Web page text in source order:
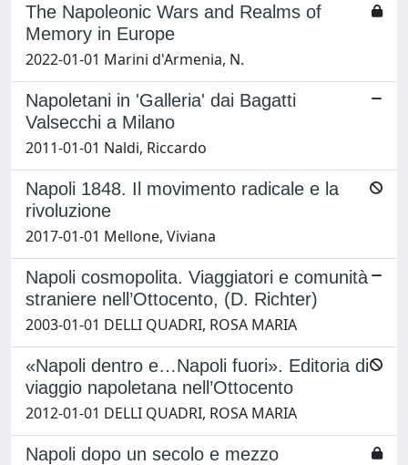
The Napoleonic Wars and Realms of
Memory in Europe
2022-01-01 Marini d'Armenia, N.
Napoletani in 'Galleria' dai Bagatti
Valsecchi a Milano
2011-01-01 Naldi, Riccardo
Napoli 1848. Il movimento radicale e la
rivoluzione
2017-01-01 Mellone, Viviana
Napoli cosmopolita. Viaggiatori e comunità
straniere nell’Ottocento, (D. Richter)
2003-01-01 DELLI QUADRI, ROSA MARIA
«Napoli dentro e…Napoli fuori». Editoria di
viaggio napoletana nell’Ottocento
2012-01-01 DELLI QUADRI, ROSA MARIA
Napoli dopo un secolo e mezzo